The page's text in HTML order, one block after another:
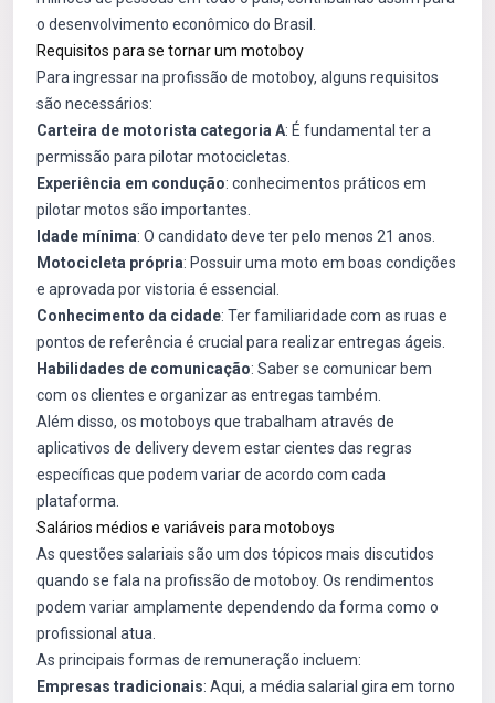
o desenvolvimento econômico do Brasil.
Requisitos para se tornar um motoboy
Para ingressar na profissão de motoboy, alguns requisitos
são necessários:
Carteira de motorista categoria A: É fundamental ter a
permissão para pilotar motocicletas.
Experiência em condução: conhecimentos práticos em
pilotar motos são importantes.
Idade mínima: O candidato deve ter pelo menos 21 anos.
Motocicleta própria: Possuir uma moto em boas condições
e aprovada por vistoria é essencial.
Conhecimento da cidade: Ter familiaridade com as ruas e
pontos de referência é crucial para realizar entregas ágeis.
Habilidades de comunicação: Saber se comunicar bem
com os clientes e organizar as entregas também.
Além disso, os motoboys que trabalham através de
aplicativos de delivery devem estar cientes das regras
específicas que podem variar de acordo com cada
plataforma.
Salários médios e variáveis para motoboys
As questões salariais são um dos tópicos mais discutidos
quando se fala na profissão de motoboy. Os rendimentos
podem variar amplamente dependendo da forma como o
profissional atua.
As principais formas de remuneração incluem:
Empresas tradicionais: Aqui, a média salarial gira em torno